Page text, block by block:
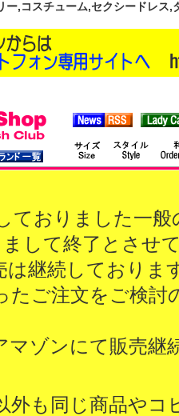
ー,コスチューム,セクシードレス
ておりました一
して終了とさせ
は継続しておりま
たご注文をご検討
マゾンにて販売継
外も同じ商品やコ